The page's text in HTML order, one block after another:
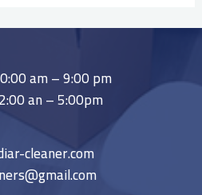
am – 9:00 pm
an – 5:00pm
cleaner.com